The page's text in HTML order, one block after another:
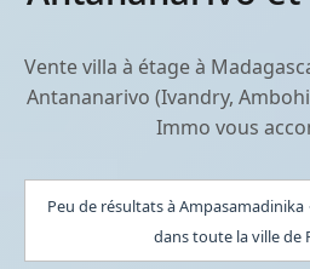
Vente villa à étage à
Antananarivo (Ivandry,
Immo vous
Peu de résultats à
dans toute la ville de